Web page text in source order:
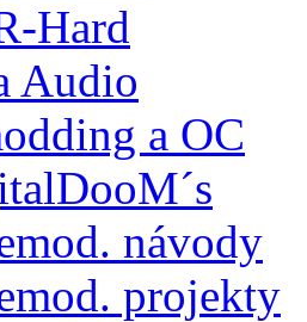
Hard
Audio
a OC
návody
projekty